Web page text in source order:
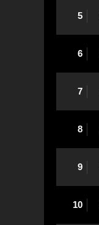
5
6
7
8
9
10